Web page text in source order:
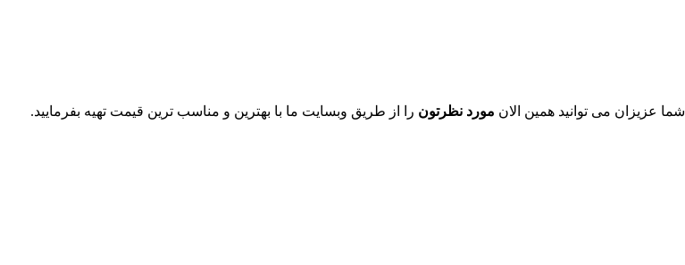
عزیزان می توانید همین الان مورد نظرتون را از طریق وبسایت ما با بهترین و مناسب ترین قیمت تهیه بفرمایید.